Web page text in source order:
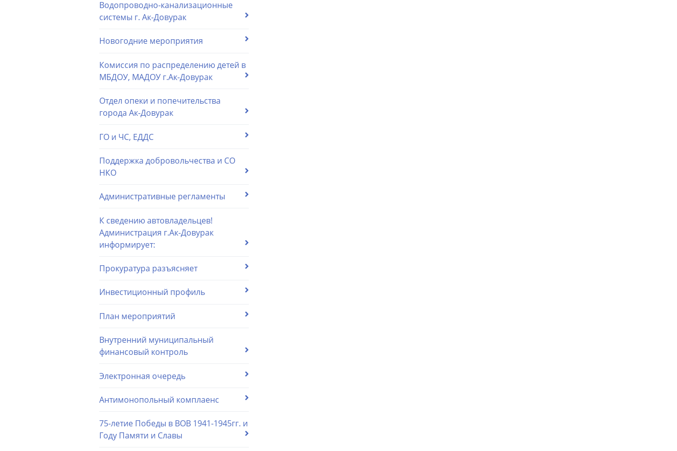
Водопроводно-канализационные
системы г. Ак-Довурак
Новогодние мероприятия
Комиссия по распределению детей в
МБДОУ, МАДОУ г.Ак-Довурак
Отдел опеки и попечительства
города Ак-Довурак
ГО и ЧС, ЕДДС
Поддержка добровольчества и СО
НКО
Административные регламенты
К сведению автовладельцев!
Администрация г.Ак-Довурак
информирует:
Прокуратура разъясняет
Инвестиционный профиль
План мероприятий
Внутренний муниципальный
финансовый контроль
Электронная очередь
Антимонопольный комплаенс
75-летие Победы в ВОВ 1941-1945гг. и
Году Памяти и Славы